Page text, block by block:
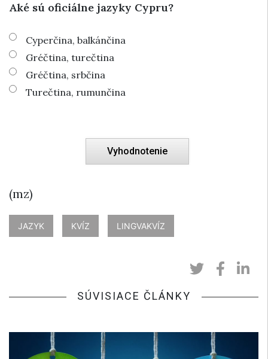
Aké sú oficiálne jazyky Cypru?
Cyperčina, balkánčina
Gréčtina, turečtina
Gréčtina, srbčina
Turečtina, rumunčina
(mz)
JAZYK KVÍZ LINGVAKVÍZ
SÚVISIACE ČLÁNKY